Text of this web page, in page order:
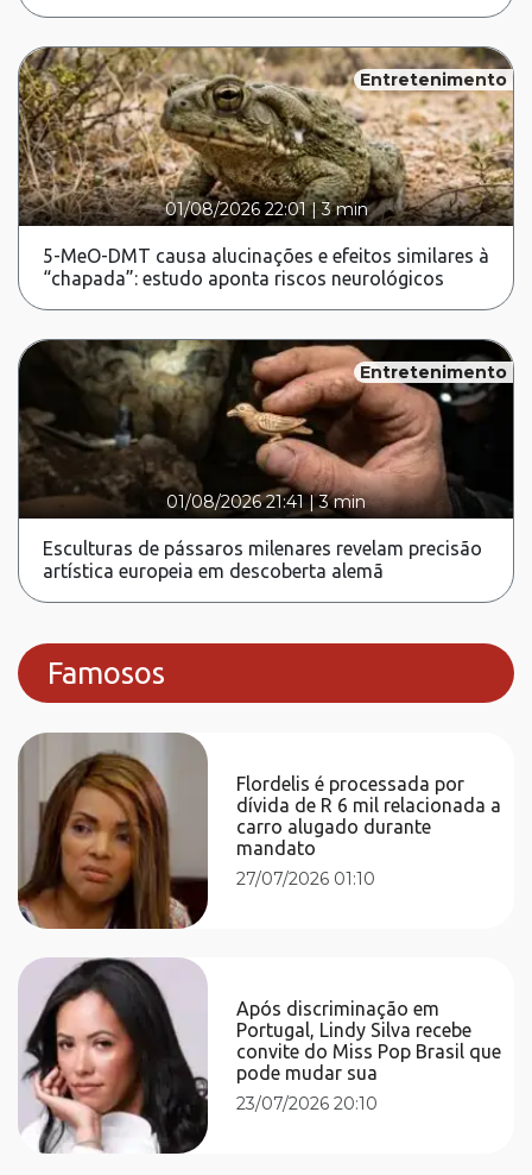
Entretenimento
01/08/2026 22:01|3 min
5-MeO-DMT causa alucinações e efeitos similares à
“chapada”: estudo aponta riscos neurológicos
Entretenimento
01/08/2026 21:41 |3 min
Esculturas de pássaros milenares revelam precisão
artística europeia em descoberta alemã
Famosos
Flordelis é processada por
dívida de R 6 mil relacionada a
carro alugado durante
mandato
27/07/2026 01:10
Após discriminação em
Portugal, Lindy Silva recebe
convite do Miss Pop Brasil que
pode mudar sua
23/07/2026 20:10